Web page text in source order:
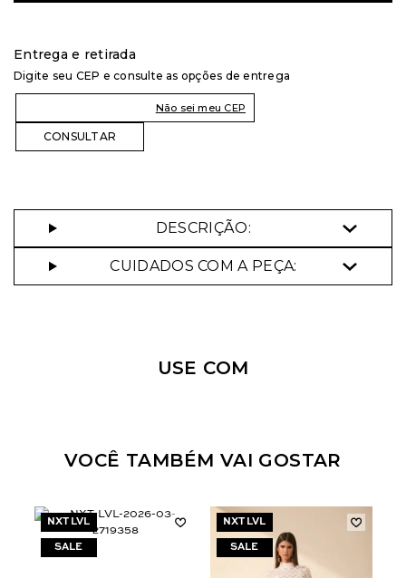
Entrega e retirada
Digite seu CEP e consulte as opções de entrega
Não sei meu CEP
DESCRIÇÃO:
CUIDADOS COM A PEÇA:
USE COM
VOCÊ TAMBÉM VAI GOSTAR
NXT LVL NXT LVL